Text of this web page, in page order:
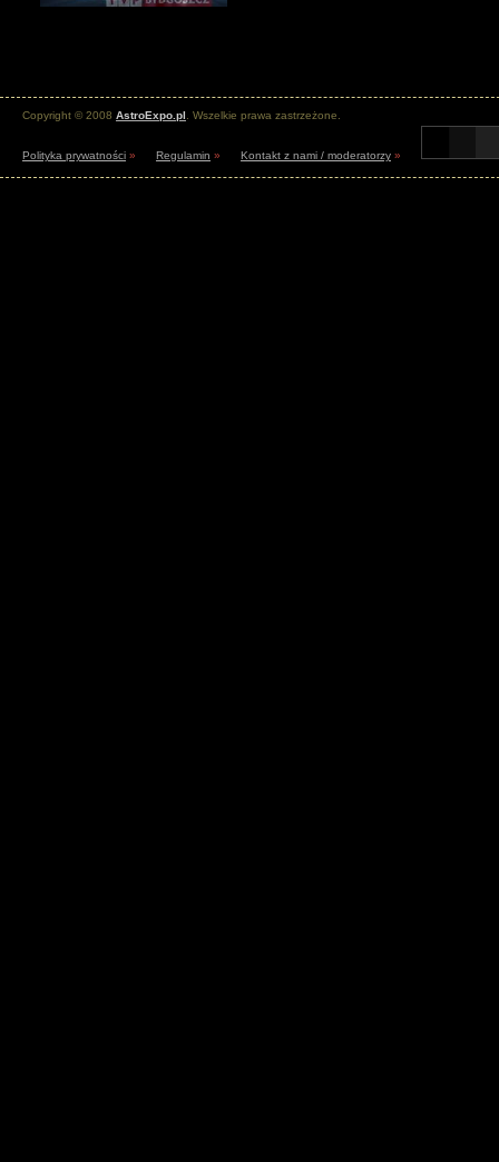
Copyright © 2008 AstroExpo.pl . Wszelkie prawa zastrzeżone.
Polityka prywatności » Regulamin » Kontakt z nami / moderatorzy »